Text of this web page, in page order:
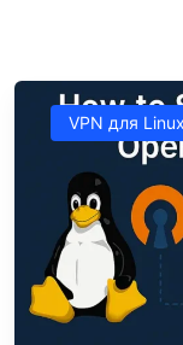
VPN для Linux